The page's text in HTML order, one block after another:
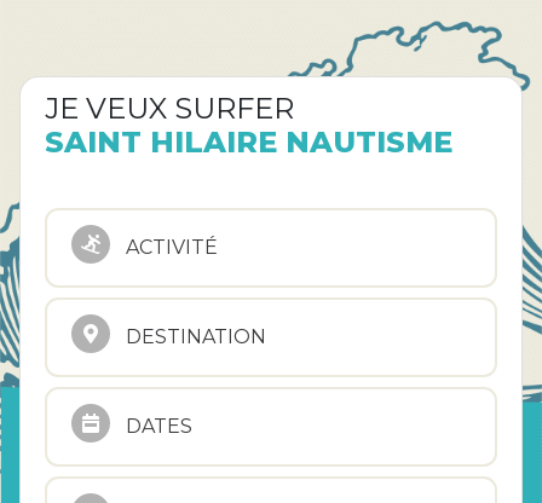
JE VEUX SURFER
SAINT HILAIRE NAUTISME
ACTIVITÉ
DESTINATION
DATES